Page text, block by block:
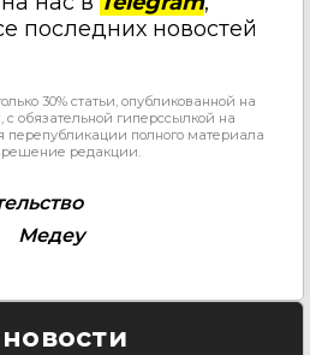
последних новостей
30% статьи, опубликованной на
обязательной гиперссылкой на
перепубликации полного материала
редакции.
Медеу